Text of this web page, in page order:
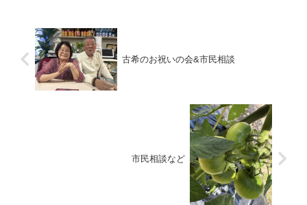
古希のお祝いの会&市民相談
市民相談など